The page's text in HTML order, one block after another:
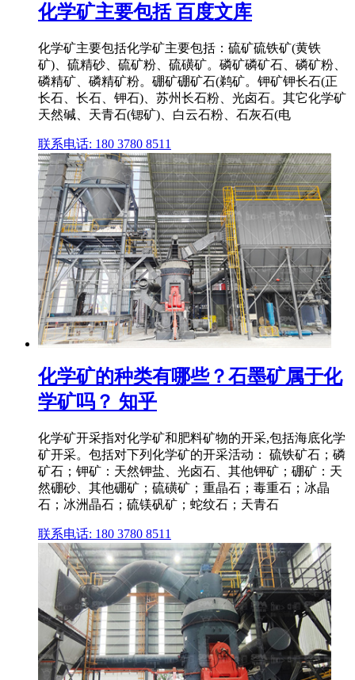
化学矿主要包括 百度文库
化学矿主要包括化学矿主要包括：硫矿硫铁矿(黄铁
矿)、硫精砂、硫矿粉、硫磺矿。磷矿磷矿石、磷矿粉、
磷精矿、磷精矿粉。硼矿硼矿石(鹈矿。钾矿钾长石(正
长石、长石、钾石)、苏州长石粉、光卤石。其它化学矿
天然碱、天青石(锶矿)、白云石粉、石灰石(电
联系电话: 180 3780 8511
化学矿的种类有哪些？石墨矿属于化
学矿吗？ 知乎
化学矿开采指对化学矿和肥料矿物的开采,包括海底化学
矿开采。包括对下列化学矿的开采活动： 硫铁矿石；磷
矿石；钾矿：天然钾盐、光卤石、其他钾矿；硼矿：天
然硼砂、其他硼矿；硫磺矿；重晶石；毒重石；冰晶
石；冰洲晶石；硫镁矾矿；蛇纹石；天青石
联系电话: 180 3780 8511